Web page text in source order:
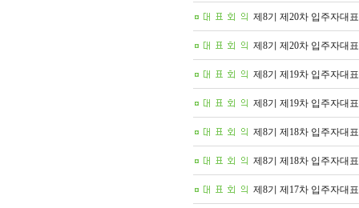
제8기 제20차 입주자대
제8기 제20차 입주자대
제8기 제19차 입주자대
제8기 제19차 입주자대
제8기 제18차 입주자대
제8기 제18차 입주자대
제8기 제17차 입주자대